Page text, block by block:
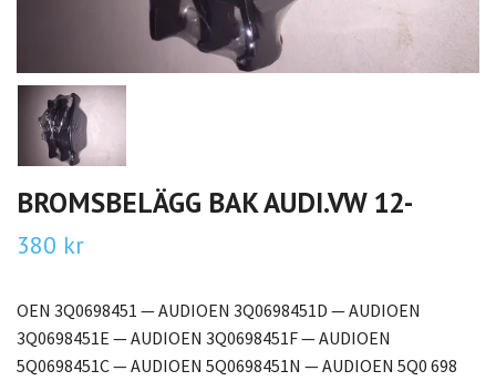
BROMSBELÄGG BAK AUDI.VW 12-
380 kr
OEN 3Q0698451 — AUDIOEN 3Q0698451D — AUDIOEN
3Q0698451E — AUDIOEN 3Q0698451F — AUDIOEN
5Q0698451C — AUDIOEN 5Q0698451N — AUDIOEN 5Q0 698